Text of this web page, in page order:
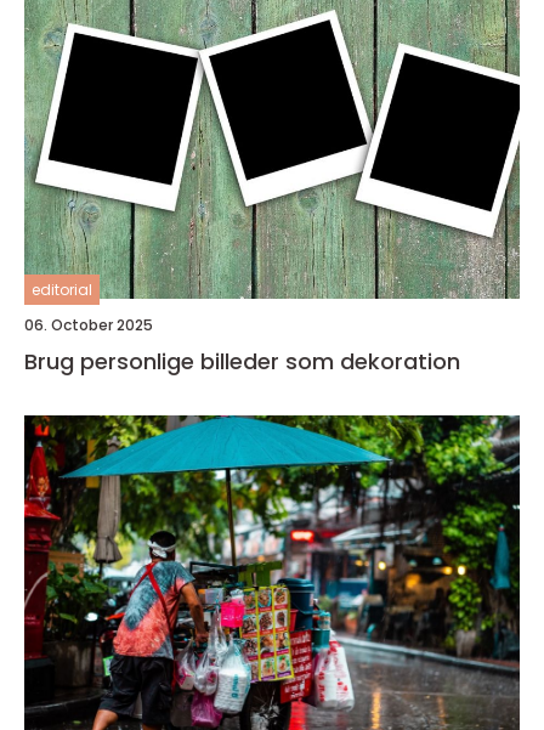
editorial
06. October 2025
Brug personlige billeder som dekoration